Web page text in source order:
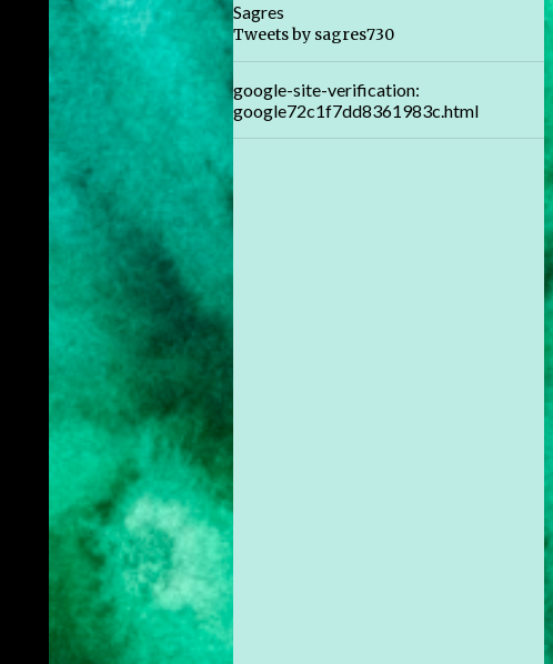
Sagres
Tweets by sagres730
google-site-verification:
google72c1f7dd8361983c.html